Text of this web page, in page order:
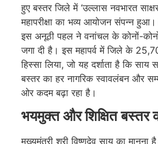
हुए बस्तर जिले में ‘उल्लास नवभारत
महापरीक्षा का भव्य आयोजन संपन्न
इस अनूठी पहल ने वनांचल के कोनों-
जगा दी है। इस महापर्व में जिले के
हिस्सा लिया, जो यह दर्शाता है कि
बस्तर का हर नागरिक स्वावलंबन और
ओर कदम बढ़ा रहा है।
भयमुक्त और शिक्षित बस्तर
मुख्यमंत्री श्री विष्णुदेव साय का मानना है